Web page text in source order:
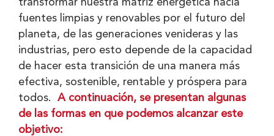
transformar nuestra matriz energética hacia
fuentes limpias y renovables por el futuro del
planeta, de las generaciones venideras y las
industrias, pero esto depende de la capacidad
de hacer esta transición de una manera más
efectiva, sostenible, rentable y próspera para
todos. A continuación, se presentan algunas
de las formas en que podemos alcanzar este
objetivo: